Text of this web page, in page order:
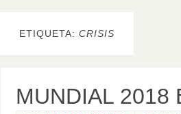
ETIQUETA: CRISIS
MUNDIAL 2018